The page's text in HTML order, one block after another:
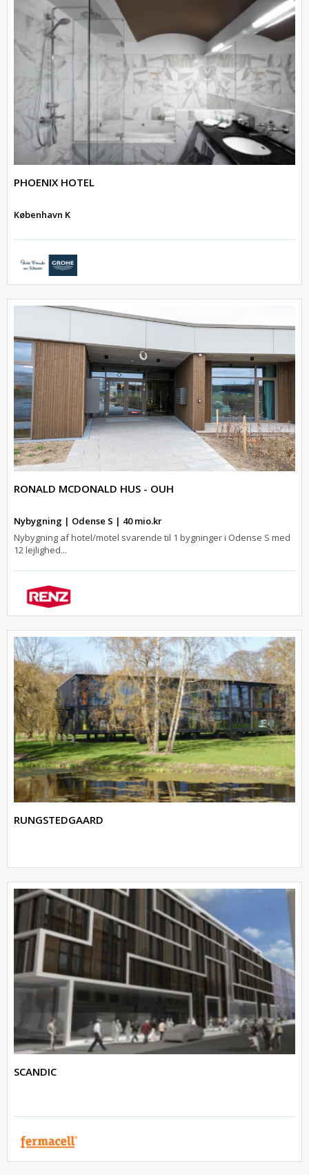
PHOENIX HOTEL
København K
RONALD MCDONALD HUS - OUH
Nybygning | Odense S | 40 mio.kr
Nybygning af hotel/motel svarende til 1 bygninger i Odense S med
12 lejlighed...
RUNGSTEDGAARD
SCANDIC